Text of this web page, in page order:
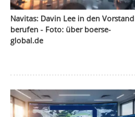
Navitas: Davin Lee in den Vorstand
berufen - Foto: über boerse-
global.de